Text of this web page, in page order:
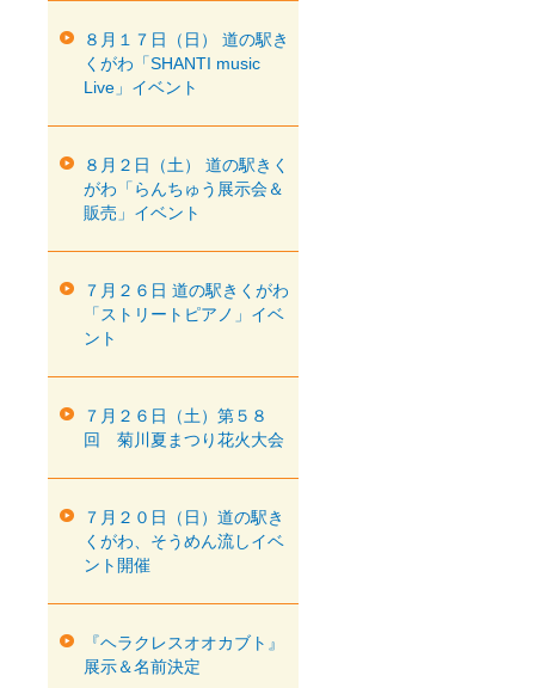
８月１７日（日） 道の駅き
くがわ「SHANTI music
Live」イベント
８月２日（土） 道の駅きく
がわ「らんちゅう展示会＆
販売」イベント
７月２６日 道の駅きくがわ
「ストリートピアノ」イベ
ント
７月２６日（土）第５８
回 菊川夏まつり花火大会
７月２０日（日）道の駅き
くがわ、そうめん流しイベ
ント開催
『ヘラクレスオオカブト』
展示＆名前決定